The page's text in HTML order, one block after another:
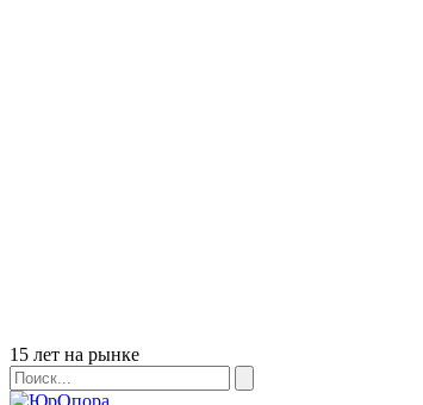
Бейдж
15 лет на рынке
Поиск
Поиск